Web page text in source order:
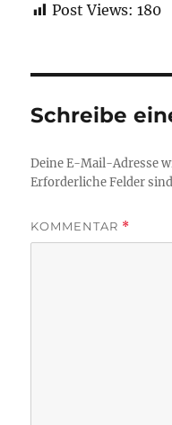
Post Views: 180
Schreibe
Deine E-Mail-Adresse
Erforderliche Felder
KOMMENTAR *